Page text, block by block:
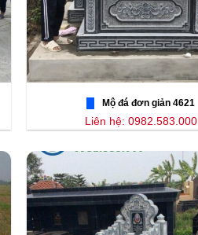
Mộ đá đơn giản 4621
Liên hệ: 0982.583.000